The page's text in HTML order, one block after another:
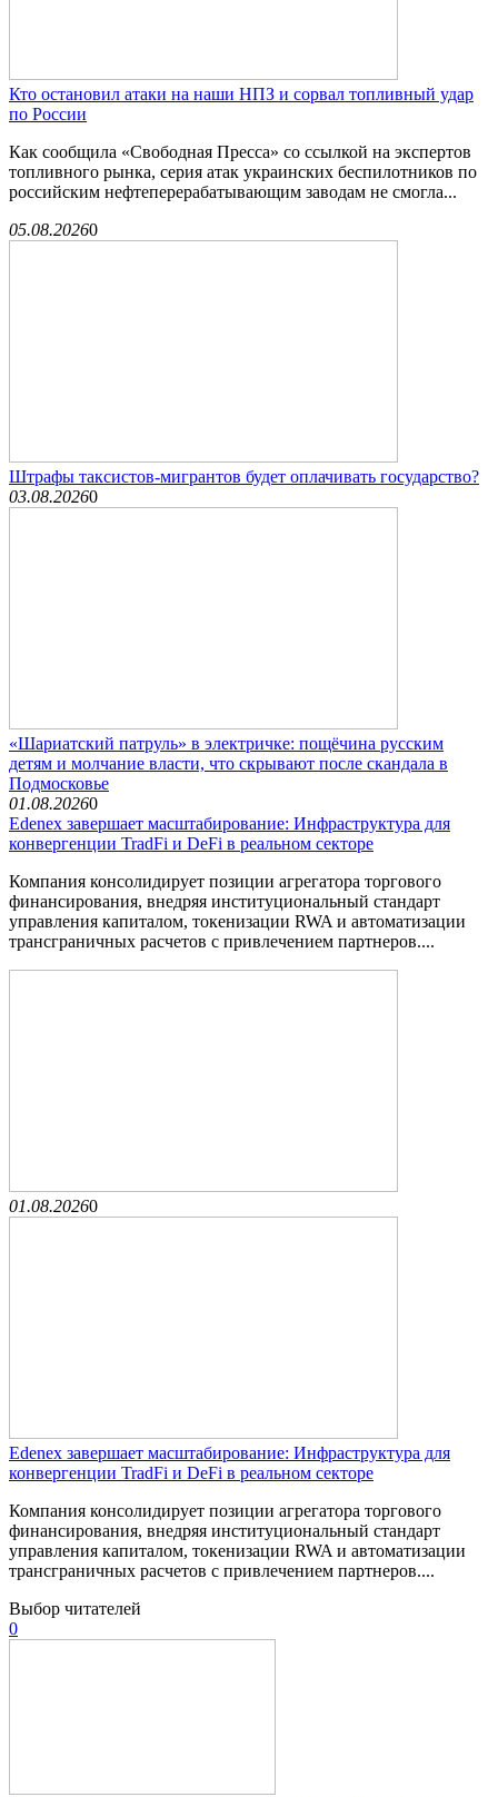
Кто остановил атаки на наши НПЗ и сорвал топливный удар
по России
Как сообщила «Свободная Пресса» со ссылкой на экспертов
топливного рынка, серия атак украинских беспилотников по
российским нефтеперерабатывающим заводам не смогла...
05.08.20260
Штрафы таксистов-мигрантов будет оплачивать государство?
03.08.20260
«Шариатский патруль» в электричке: пощёчина русским
детям и молчание власти, что скрывают после скандала в
Подмосковье
01.08.20260
Edenex завершает масштабирование: Инфраструктура для
конвергенции TradFi и DeFi в реальном секторе
Компания консолидирует позиции агрегатора торгового
финансирования, внедряя институциональный стандарт
управления капиталом, токенизации RWA и автоматизации
трансграничных расчетов с привлечением партнеров....
01.08.20260
Edenex завершает масштабирование: Инфраструктура для
конвергенции TradFi и DeFi в реальном секторе
Компания консолидирует позиции агрегатора торгового
финансирования, внедряя институциональный стандарт
управления капиталом, токенизации RWA и автоматизации
трансграничных расчетов с привлечением партнеров....
Выбор читателей
0